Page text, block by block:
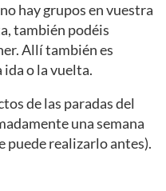
hay grupos en vuestra
también podéis
Allí también es
o la vuelta.
de las paradas del
una semana
puede realizarlo antes).